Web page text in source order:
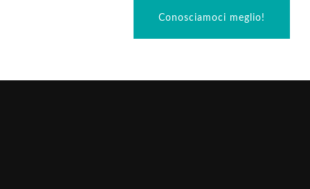
Conosciamoci meglio!